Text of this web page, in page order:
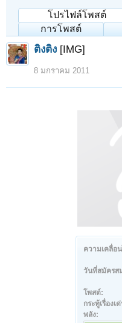
ความเคลื่อ
วันที่สมัครส
โพสต์:
กระทู้เรื่องเ
พลัง:
โปรไฟล์โพสต์
การโพสต์
ติงติง [IMG]
8 มกราคม 2011